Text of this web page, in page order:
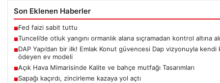
Son Eklenen Haberler
■Fed faizi sabit tuttu
■Tunceli’de otluk yangını ormanlık alana sıçramadan kontrol altına
■DAP Yapı’dan bir ilk! Emlak Konut güvencesi Dap vizyonuyla kendi
ödeyen ev modeli
■Açık Hava Mimarisinde Kalite ve bahçe mutfağı Tasarımları
■Sapağı kaçırdı, zincirleme kazaya yol açtı